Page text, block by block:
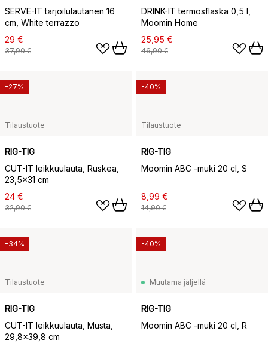
SERVE-IT tarjoilulautanen 16
cm, White terrazzo
29 €
37,90 €
DRINK-IT termosflaska 0,5 l,
Moomin Home
25,95 €
46,90 €
Tilaustuote
RIG-TIG
CUT-IT leikkuulauta, Ruskea,
23,5×31 cm
24 €
32,90 €
-27%
Tilaustuote
RIG-TIG
Moomin ABC -muki 20 cl, S
8,99 €
14,90 €
-40%
Tilaustuote
RIG-TIG
CUT-IT leikkuulauta, Musta,
29,8x39,8 cm
-34%
Muutama jäljellä
RIG-TIG
Moomin ABC -muki 20 cl, R
-40%